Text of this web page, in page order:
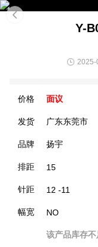
Y-
2025-
价格 面议
发货 广东东莞市
品牌 扬宇
排距 15
针距 12 -11
幅宽 NO
该产品库存不